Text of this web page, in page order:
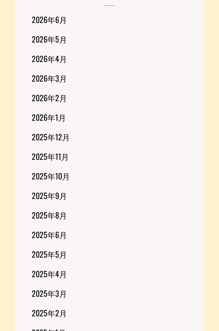
2026年6月
2026年5月
2026年4月
2026年3月
2026年2月
2026年1月
2025年12月
2025年11月
2025年10月
2025年9月
2025年8月
2025年6月
2025年5月
2025年4月
2025年3月
2025年2月